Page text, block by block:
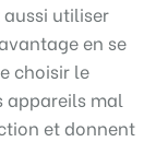
utiliser
en se
choisir le
appareils mal
et donnent